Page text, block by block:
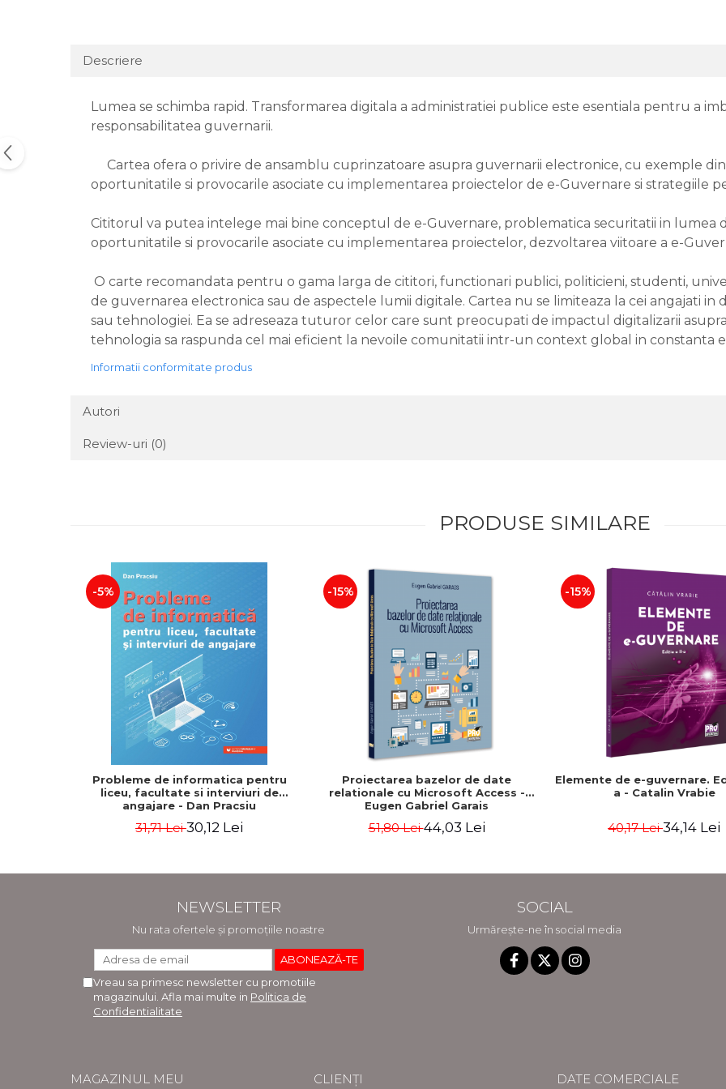
Descriere
Lumea se schimba rapid. Transformarea digitala a administratiei publice este esentiala pentru a
responsabilitatea guvernarii.
Cartea ofera o privire de ansamblu cuprinzatoare asupra guvernarii electronice, cu exemple
oportunitatile si provocarile asociate cu implementarea proiectelor de e-Guvernare si
Cititorul va putea intelege mai bine conceptul de e-Guvernare, problematica securitatii in lumea
oportunitatile si provocarile asociate cu implementarea proiectelor, dezvoltarea viitoare a e-
O carte recomandata pentru o gama larga de cititori, functionari publici, politicieni, studenti,
de guvernarea electronica sau de aspectele lumii digitale. Cartea nu se limiteaza la cei angajati
sau tehnologiei. Ea se adreseaza tuturor celor care sunt preocupati de impactul digitalizarii
tehnologia sa raspunda cel mai eficient la nevoile comunitatii intr-un context global in constanta
Informatii conformitate produs
Autori
Review-uri (0)
PRODUSE SIMILARE
-5%
Probleme de informatica pentru
liceu, facultate si interviuri de
angajare - Dan Pracsiu
31,71 Lei30,12 Lei
-15%
Proiectarea bazelor de date
relationale cu Microsoft Access -
Eugen Gabriel Garais
51,80 Lei44,03 Lei
-15%
Elemente de e-guvernare.
a - Catalin Vrabie
40,17 Lei34,14 Lei
NEWSLETTER
Nu rata ofertele și promoțiile noastre
Vreau sa primesc newsletter cu promotiile
magazinului. Afla mai multe in Politica de
Confidentialitate
SOCIAL
Urmărește-ne în social media
MAGAZINUL MEU CLIENȚI DATE COMERCIALE